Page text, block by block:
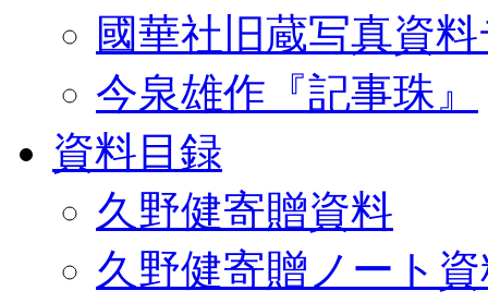
國華社旧蔵写真資
今泉雄作『記事珠』
資料目録
久野健寄贈資料
久野健寄贈ノート